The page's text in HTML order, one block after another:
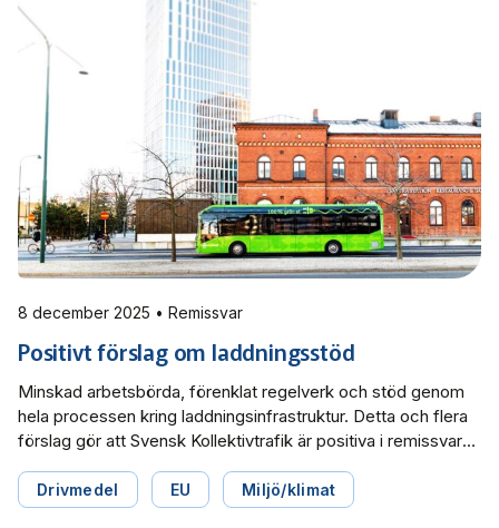
8 december 2025 • Remissvar
Positivt förslag om laddningsstöd
Minskad arbetsbörda, förenklat regelverk och stöd genom
hela processen kring laddningsinfrastruktur. Detta och flera
förslag gör att Svensk Kollektivtrafik är positiva i remissvaret
tankningsinfrastruktur för tunga transporter.
Drivmedel EU Miljö/klimat